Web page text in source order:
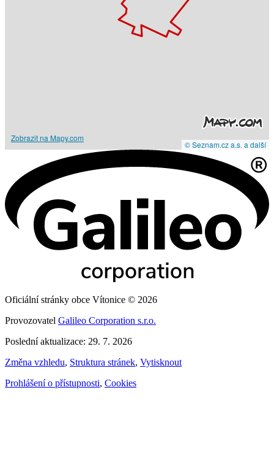
Zobrazit na Mapy.com
© Seznam.cz a.s. a další
Oficiální stránky obce Vítonice © 2026
Provozovatel Galileo Corporation s.r.o.
Poslední aktualizace: 29. 7. 2026
Změna vzhledu, Struktura stránek, Vytisknout
Prohlášení o přístupnosti, Cookies